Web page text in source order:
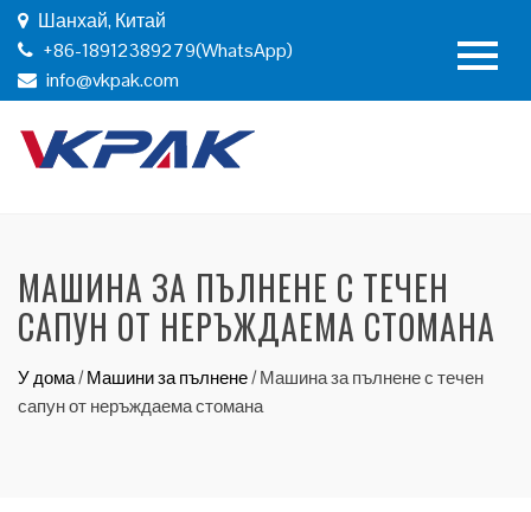
Шанхай, Китай
+86-18912389279(WhatsApp)
info@vkpak.com
МАШИНА ЗА ПЪЛНЕНЕ С ТЕЧЕН
САПУН ОТ НЕРЪЖДАЕМА СТОМАНА
У дома/Машини за пълнене/Машина за пълнене с течен
сапун от неръждаема стомана